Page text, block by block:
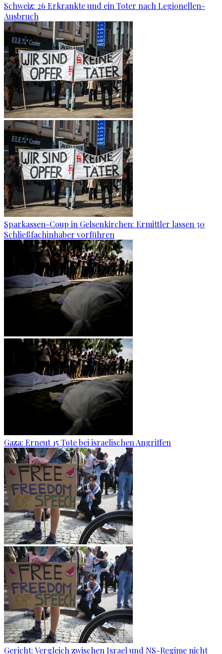
Schweiz: 26 Erkrankte und ein Toter nach Legionellen-
Ausbruch
Sparkassen-Coup in Gelsenkirchen: Ermittler lassen 30
Schließfachinhaber vorführen
Gaza: Erneut 15 Tote bei israelischen Angriffen
Gericht: Ver­gleich zwi­schen Is­ra­el und NS-Re­gime nicht